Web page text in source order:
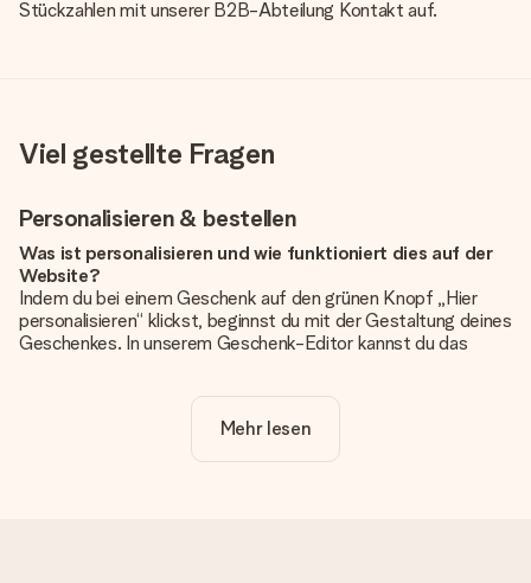
Stückzahlen mit unserer B2B-Abteilung Kontakt auf.
Viel gestellte Fragen
Personalisieren & bestellen
Was ist personalisieren und wie funktioniert dies auf der
Website?
Indem du bei einem Geschenk auf den grünen Knopf „Hier
personalisieren“ klickst, beginnst du mit der Gestaltung deines
Geschenkes. In unserem Geschenk-Editor kannst du das
noch eines unserer angebotenen Designs, um deinem
Geschenk die perfekte Ausstrahlung zu verleihen.
Mehr lesen